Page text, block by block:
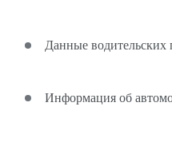
Данные водительских
Информация об